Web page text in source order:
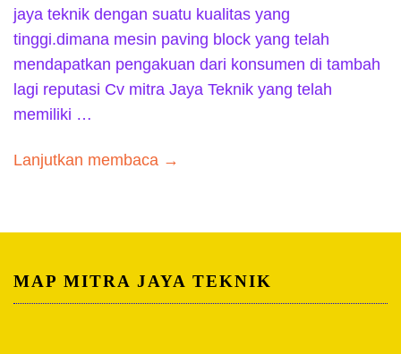
jaya teknik dengan suatu kualitas yang
tinggi.dimana mesin paving block yang telah
mendapatkan pengakuan dari konsumen di tambah
lagi reputasi Cv mitra Jaya Teknik yang telah
memiliki …
Lanjutkan membaca →
MAP MITRA JAYA TEKNIK